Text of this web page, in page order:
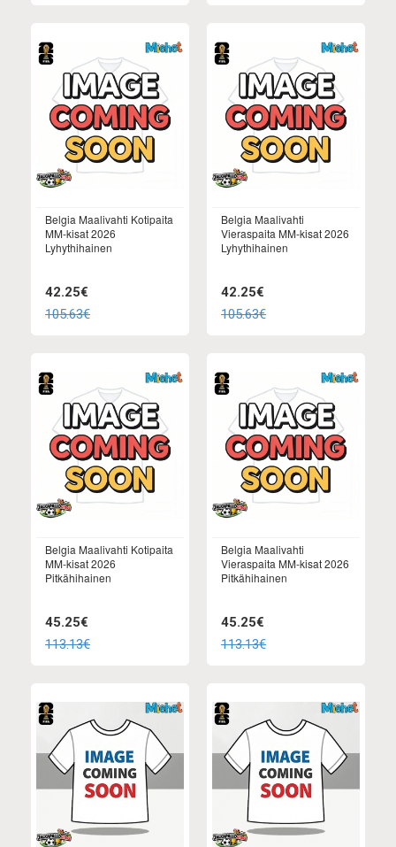
Belgia Maalivahti Kotipaita
MM-kisat 2026
Lyhythihainen
42.25€
105.63€
Belgia Maalivahti
Vieraspaita MM-kisat 2026
Lyhythihainen
42.25€
105.63€
Belgia Maalivahti Kotipaita
MM-kisat 2026
Pitkähihainen
45.25€
113.13€
Belgia Maalivahti
Vieraspaita MM-kisat 2026
Pitkähihainen
45.25€
113.13€